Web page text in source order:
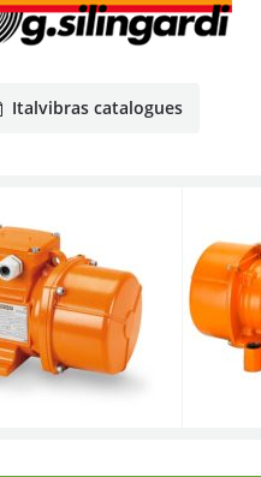
Italvibras catalogues